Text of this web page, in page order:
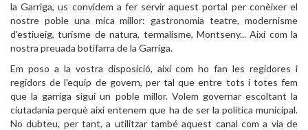
la Garriga, us convidem a fer servir aquest portal per conèixer el
nostre poble una mica millor: gastronomia teatre, modernisme
d'estiueig, turisme de natura, termalisme, Montseny... Així com la
nostra preuada botifarra de la Garriga.
Em poso a la vostra disposició, així com ho fan les regidores i
regidors de l'equip de govern, per tal que entre tots i totes fem
que la garriga sigui un poble millor. Volem governar escoltant la
ciutadania perquè així entenem que ha de ser la política municipal.
No dubteu, per tant, a utilitzar també aquest canal com a via de